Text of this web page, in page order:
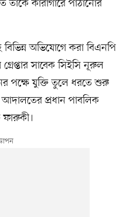
কারাগারে পাঠানোর
অভিযোগে করা বিএনপি
সাবেক সিইসি নূরুল
পক্ষে যুক্তি তুলে ধরতে শুরু
প্রধান পাবলিক